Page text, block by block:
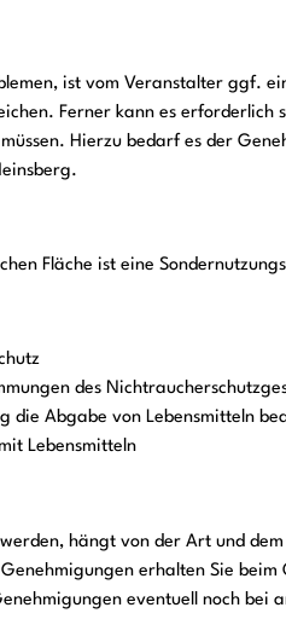
ist vom Veranstalter ggf.
Ferner kann es erforderlich
Hierzu bedarf es der
Fläche ist eine
des
die Abgabe von Lebensmitteln
Lebensmitteln
hängt von der Art und
erhalten Sie
eventuell noch bei